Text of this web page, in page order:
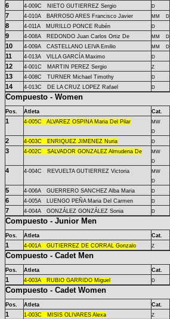
6 4-009C NIETO GUTIERREZ Sergio D
7 4-010A BARROSO ARES Francisco Javier MM D
8 4-011A MURILLO PONCE Rubén D
9 4-008A REDONDO Juan Carlos Ortiz De MM D
10 4-009A CASTELLANO LEIVA Emilio MM D
11 4-013A VILLA GARCÍA Maximo D
12 4-001C MARTIN PEREZ Sergio Z
13 4-008C TURNER Michael Timothy D
14 4-013C DE LA CRUZ LOPEZ Rafael D
Compuesto - Women
Pos. Atleta Cat.
1 4-005C ALVAREZ OSPINA Maria Del Pilar
MW
D
2 4-003C ENRIQUEZ JIMENEZ Nuria D
3 4-002C SALVADOR GONZALEZ Almudena De
MW
D
4 4-004C REVUELTA GUTIERREZ Victoria
MW
D
5 4-006A GUERRERO SANCHEZ Alba Maria D
6 4-005A LUENGO PEÑA Maria Del Carmen D
7 4-004A GONZÁLEZ GONZÁLEZ Sonia D
Compuesto - Junior Men
Pos. Atleta Cat.
1 4-001A GUTIERREZ DE CORRAL Gonzalo Z
Compuesto - Cadet Men
Pos. Atleta Cat.
1 4-003A RUBIO GARRIDO Miguel D
Compuesto - Cadet Women
Pos. Atleta Cat.
1 1-003C MISIS OLIVARES Alexa Z